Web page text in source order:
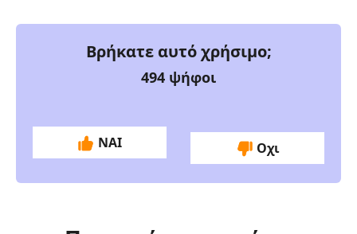
Βρήκατε αυτό χρήσιμο;
494 ψήφοι
ΝΑΙ Οχι